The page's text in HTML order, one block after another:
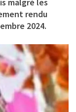
rendu
2024.